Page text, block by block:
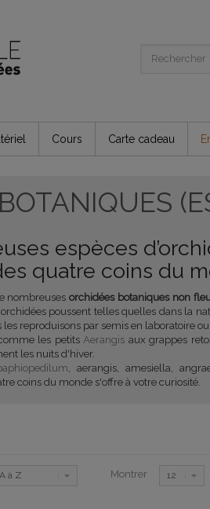
Cours Carte cadeau
espèces
quatre coins du
nombreusesorchidées botaniques non
poussent telles quelles dans la
reproduisons par semis en laboratoire ou
les petits Aerangis aux grappes
les nuits d'hiver.
, aerangis, amesiella,
coins du monde s'offre à votre curiosité.
12
Montrer
à Z